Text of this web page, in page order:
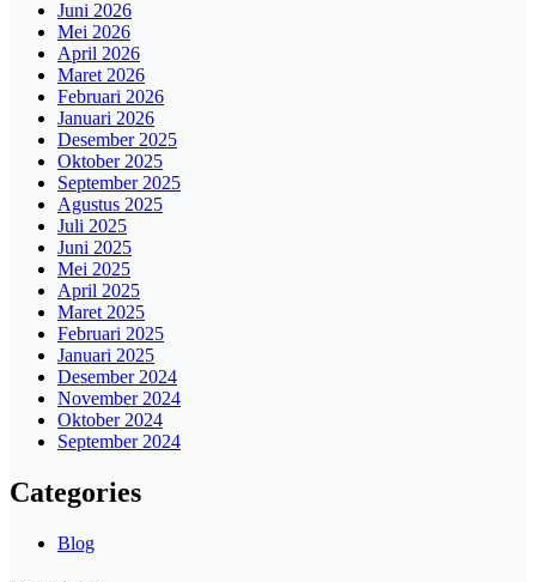
Juni 2026
Mei 2026
April 2026
Maret 2026
Februari 2026
Januari 2026
Desember 2025
Oktober 2025
September 2025
Agustus 2025
Juli 2025
Juni 2025
Mei 2025
April 2025
Maret 2025
Februari 2025
Januari 2025
Desember 2024
November 2024
Oktober 2024
September 2024
Categories
Blog